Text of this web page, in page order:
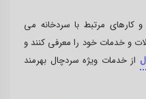
مرتبط با سردخانه می
و خدمات خود را معرفی کنند و
از خدمات ویژه سردچال بهرمند